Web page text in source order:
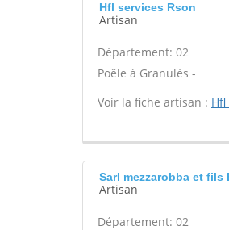
Hfl services Rson
Artisan
Département: 02
Poêle à Granulés -
Voir la fiche artisan : Hfl
Sarl mezzarobba et fils
Artisan
Département: 02